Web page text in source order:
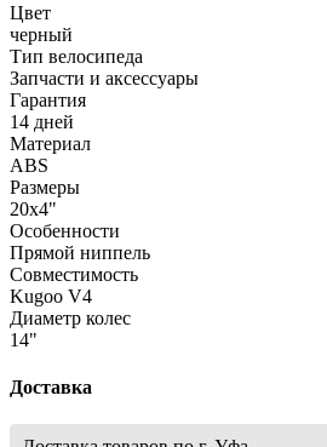
Цвет
черный
Тип велосипеда
Запчасти и аксессуары
Гарантия
14 дней
Материал
ABS
Размеры
20x4"
Особенности
Прямой ниппель
Совместимость
Kugoo V4
Диаметр колес
14"
Доставка